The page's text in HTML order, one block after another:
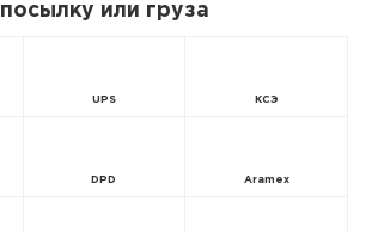
посылку или груза
UPS КСЭ
DPD Aramex